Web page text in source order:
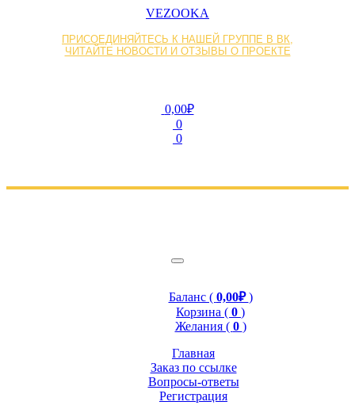
VEZOOKA
ПРИСОЕДИНЯЙТЕСЬ К НАШЕЙ ГРУППЕ В ВК,
ЧИТАЙТЕ НОВОСТИ И ОТЗЫВЫ О ПРОЕКТЕ
0,00₽
0
0
Баланс ( 0,00₽)
Корзина ( 0 )
Желания ( 0 )
Главная
Заказ по ссылке
Вопросы-ответы
Регистрация